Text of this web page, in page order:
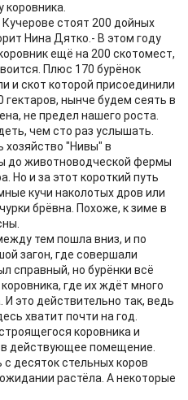
коровника.
стоят 200 дойных
Нина Дятко.- В этом году
ещё на 200 скотомест,
Плюс 170 бурёнок
и скот которой присоединили
нынче будем сеять в
не предел нашего роста.
чем сто раз услышать.
хозяйство "Нивы" в
до животноводческой фермы
Но и за этот короткий путь
кучи наколотых дров или
брёвна. Похоже, к зиме в
тем пошла вниз, и по
загон, где совершали
справный, но бурёнки всё
где их ждёт много
И это действительно так, ведь
хватит почти на год.
коровника и
действующее помещение.
десяток стельных коров
растёла. А некоторые